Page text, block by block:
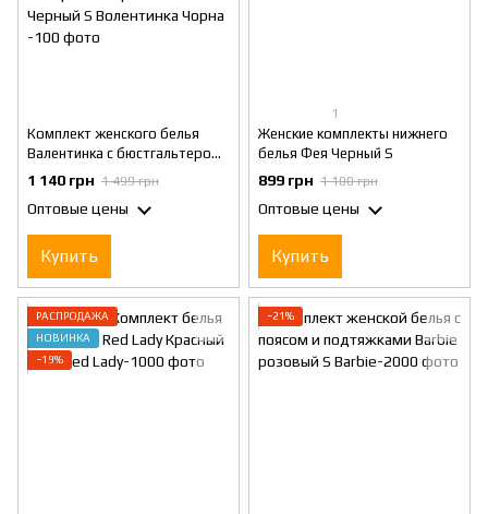
Комплект женского белья
Валентинка с бюстгальтером,
поясом с гартерами,
трусиками, чокером и
перчатками Черный S
1 140 грн 1 499 грн
Оптовые цены
Купить
1
Женские комплекты нижнего
белья Фея Черный S
899 грн 1 100 грн
Оптовые цены
Купить
РАСПРОДАЖА
НОВИНКА
−19%
−21%